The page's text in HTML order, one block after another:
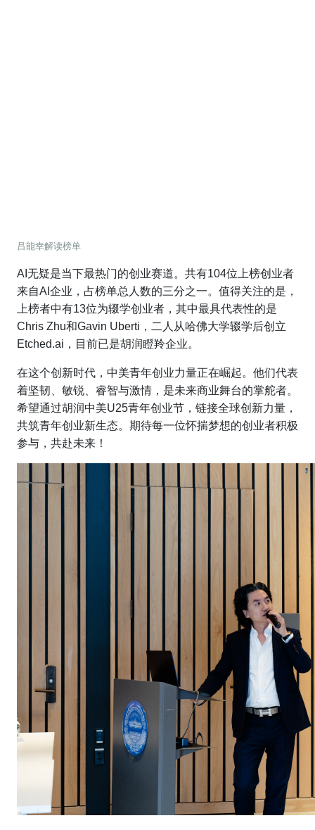
吕能幸解读榜单
AI无疑是当下最热门的创业赛道。共有104位上榜创业者
来自AI企业，占榜单总人数的三分之一。值得关注的是，
上榜者中有13位为辍学创业者，其中最具代表性的是
Chris Zhu和Gavin Uberti，二人从哈佛大学辍学后创立
Etched.ai，目前已是胡润瞪羚企业。
在这个创新时代，中美青年创业力量正在崛起。他们代表
着坚韧、敏锐、睿智与激情，是未来商业舞台的掌舵者。
希望通过胡润中美U25青年创业节，链接全球创新力量，
共筑青年创业新生态。期待每一位怀揣梦想的创业者积极
参与，共赴未来！